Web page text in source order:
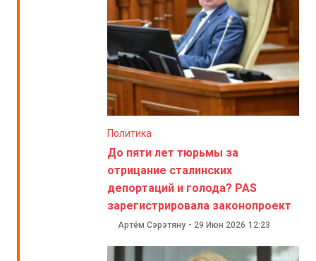
Политика
До пяти лет тюрьмы за
отрицание сталинских
депортаций и голода? PAS
зарегистрировала законопроект
Артём Сэрэтяну - 29 Июн 2026 12:23